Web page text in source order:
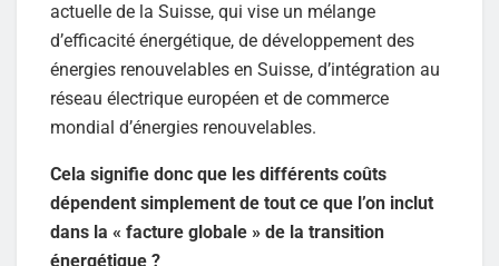
actuelle de la Suisse, qui vise un mélange
d’efficacité énergétique, de développement des
énergies renouvelables en Suisse, d’intégration au
réseau électrique européen et de commerce
mondial d’énergies renouvelables.
Cela signifie donc que les différents coûts
dépendent simplement de tout ce que l’on inclut
dans la « facture globale » de la transition
énergétique ?